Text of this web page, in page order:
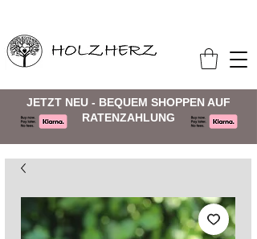
JETZT NEU - BEQUEM SHOPPEN AUF
RATENZAHLUNG